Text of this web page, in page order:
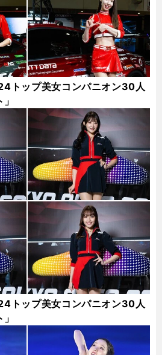
トップ美女コンパニオン30人
トップ美女コンパニオン30人